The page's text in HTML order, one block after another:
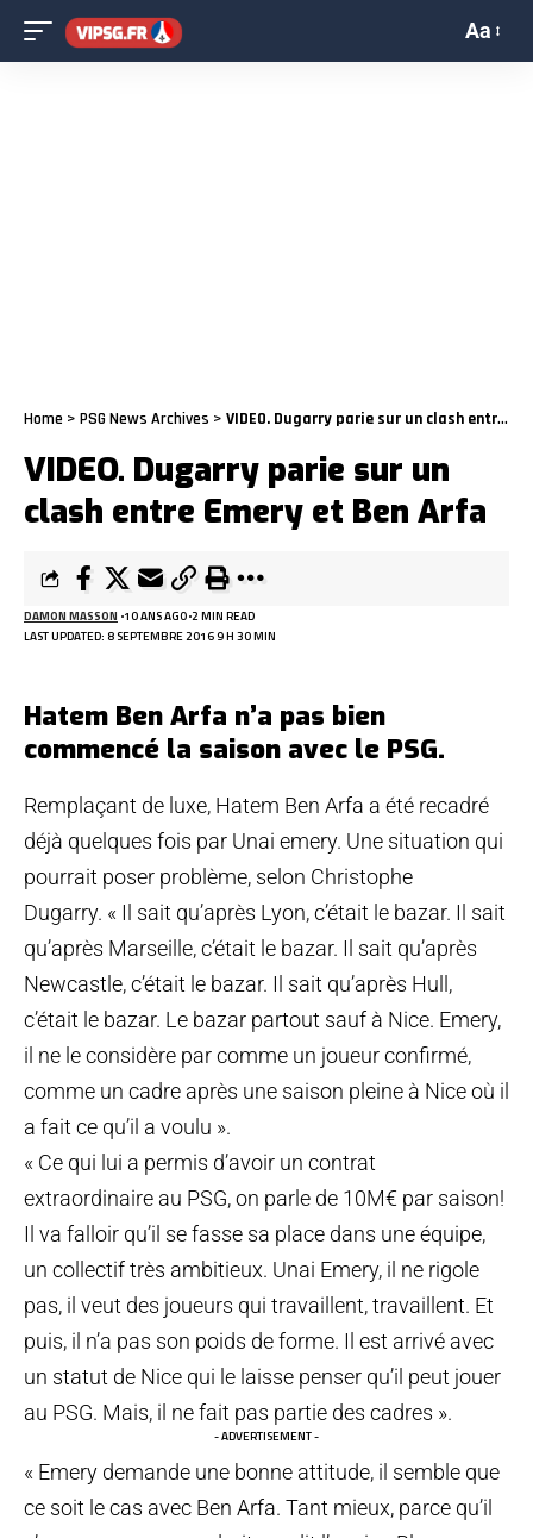
Aa
Home > PSG News Archives > VIDEO. Dugarry parie sur un clash entre Emery et Ben Arfa
VIDEO. Dugarry parie sur un
clash entre Emery et Ben Arfa
LAST UPDATED: 8 SEPTEMBRE 2016 9 H 30 MIN
DAMON MASSON 10 ANS AGO 2 MIN READ
Hatem Ben Arfa n’a pas bien
commencé la saison avec le PSG.
Remplaçant de luxe, Hatem Ben Arfa a été recadré
déjà quelques fois par Unai emery. Une situation qui
pourrait poser problème, selon Christophe
Dugarry. « Il sait qu’après Lyon, c’était le bazar. Il sait
qu’après Marseille, c’était le bazar. Il sait qu’après
Newcastle, c’était le bazar. Il sait qu’après Hull,
c’était le bazar. Le bazar partout sauf à Nice. Emery,
il ne le considère par comme un joueur confirmé,
comme un cadre après une saison pleine à Nice où il
a fait ce qu’il a voulu ».
« Ce qui lui a permis d’avoir un contrat
extraordinaire au PSG, on parle de 10M€ par saison!
Il va falloir qu’il se fasse sa place dans une équipe,
un collectif très ambitieux. Unai Emery, il ne rigole
pas, il veut des joueurs qui travaillent, travaillent. Et
puis, il n’a pas son poids de forme. Il est arrivé avec
un statut de Nice qui le laisse penser qu’il peut jouer
au PSG. Mais, il ne fait pas partie des cadres ».
- ADVERTISEMENT -
« Emery demande une bonne attitude, il semble que
ce soit le cas avec Ben Arfa. Tant mieux, parce qu’il